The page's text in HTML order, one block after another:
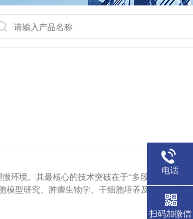
环境。其最核心的技术突破在于“多段程序自动
型研究、肿瘤生物学、干细胞培养及厌氧微生
电话
扫码加微信